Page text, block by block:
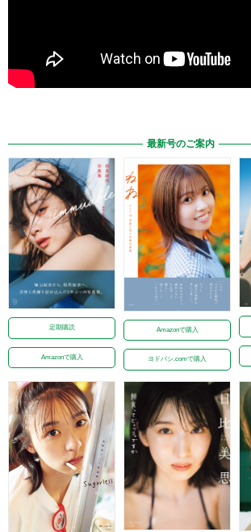
最新号のご案内
定期購読
Amazonで購入
Amazonで購入
ヨドバシ.comで購入